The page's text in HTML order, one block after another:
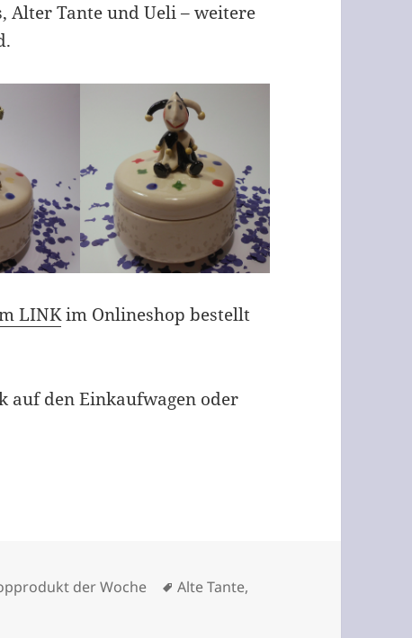
Alter Tante und Ueli – weitere
LINKim Onlineshop bestellt
auf den Einkaufwagen oder
der Woche Schlagwörter
Alte Tante,